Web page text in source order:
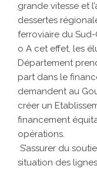
grande vitesse et
dessertes
ferroviaire du Sud-
o A cet effet, les
Département
part dans le
demandent au
créer un
financement
opérations.
S’assurer du
situation des